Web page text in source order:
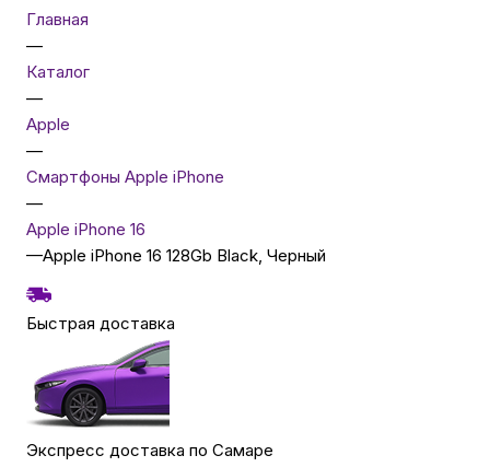
Товары для детей
Красота и здоровье
Главная
—
Каталог
—
Apple
—
Смартфоны Apple iPhone
—
Apple iPhone 16
—Apple iPhone 16 128Gb Black, Черный
Быстрая доставка
Экспресс доставка по Самаре